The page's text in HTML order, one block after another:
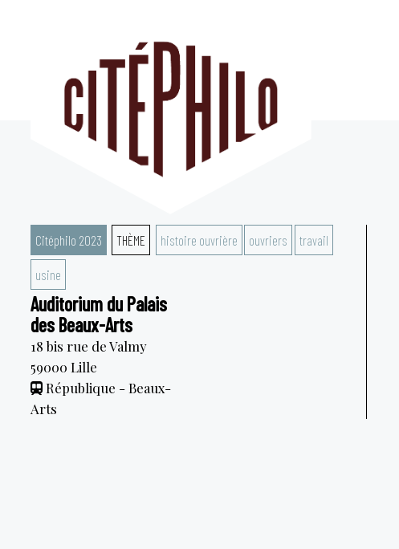
Citéphilo 2023 THÈME histoire ouvrière ouvriers travail
usine
Auditorium du Palais
des Beaux-Arts
18 bis rue de Valmy
59000 Lille
République - Beaux-
Arts